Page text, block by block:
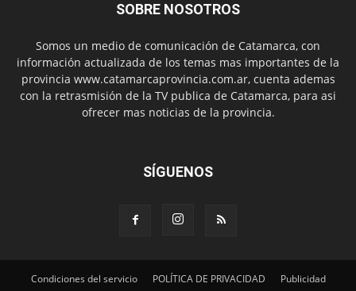
SOBRE NOSOTROS
Somos un medio de comunicación de Catamarca, con
información actualizada de los temas mas importantes de la
provincia www.catamarcaprovincia.com.ar, cuenta ademas
con la retrasmisión de la TV publica de Catamarca, para asi
ofrecer mas noticias de la provincia.
SÍGUENOS
Condiciones del servicio POLÍTICA DE PRIVACIDAD Publicidad